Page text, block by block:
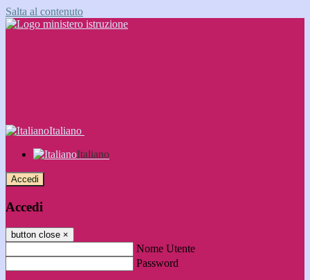
Salta al contenuto
Italiano
Italiano
Accedi
Accedi
button close ×
Nome Utente
Password